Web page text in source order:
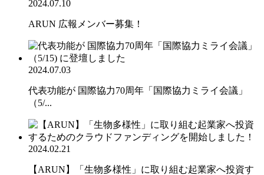
2024.07.10
ARUN 広報メンバー募集！
2024.07.03
代表功能が 国際協力70周年「国際協力ミライ会議」
（5/...
2024.02.21
【ARUN】「生物多様性」に取り組む起業家へ投資す